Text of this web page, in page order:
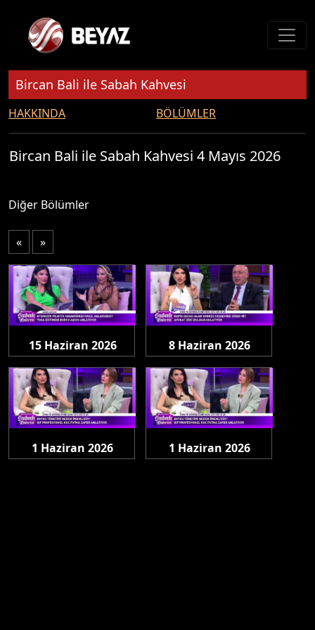
Bircan Bali ile Sabah Kahvesi
HAKKINDA BÖLÜMLER
Bircan Bali ile Sabah Kahvesi 4 Mayıs 2026
Diğer Bölümler
« »
15 Haziran 2026
8 Haziran 2026
1 Haziran 2026
1 Haziran 2026